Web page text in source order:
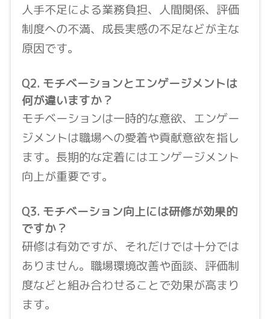
人手不足による業務負担、人間関係、評価
制度への不満、成長実感の不足などが主な
原因です。
Q2. モチベーションとエンゲージメントは
何が違いますか？
モチベーションは一時的な意欲、エンゲー
ジメントは職場への愛着や貢献意欲を指し
ます。長期的な定着にはエンゲージメント
向上が重要です。
Q3. モチベーション向上には研修が効果的
ですか？
研修は有効ですが、それだけでは十分では
ありません。職場環境改善や面談、評価制
度などと組み合わせることで効果が高まり
ます。